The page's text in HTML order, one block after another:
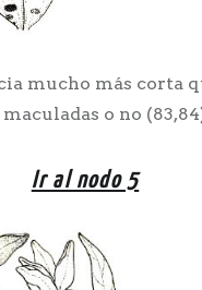
mucho más corta
o no
Ir al nodo 5